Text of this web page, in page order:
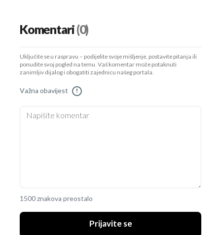
Komentari(0)
Uključite se u raspravu – podijelite svoje mišljenje, postavite pitanja ili
ponudite svoj pogled na temu. Vaš komentar može potaknuti
zanimljiv dijalog i obogatiti zajednicu našeg portala.
Važna obavijest !
1500 znakova preostalo
Prijavite se